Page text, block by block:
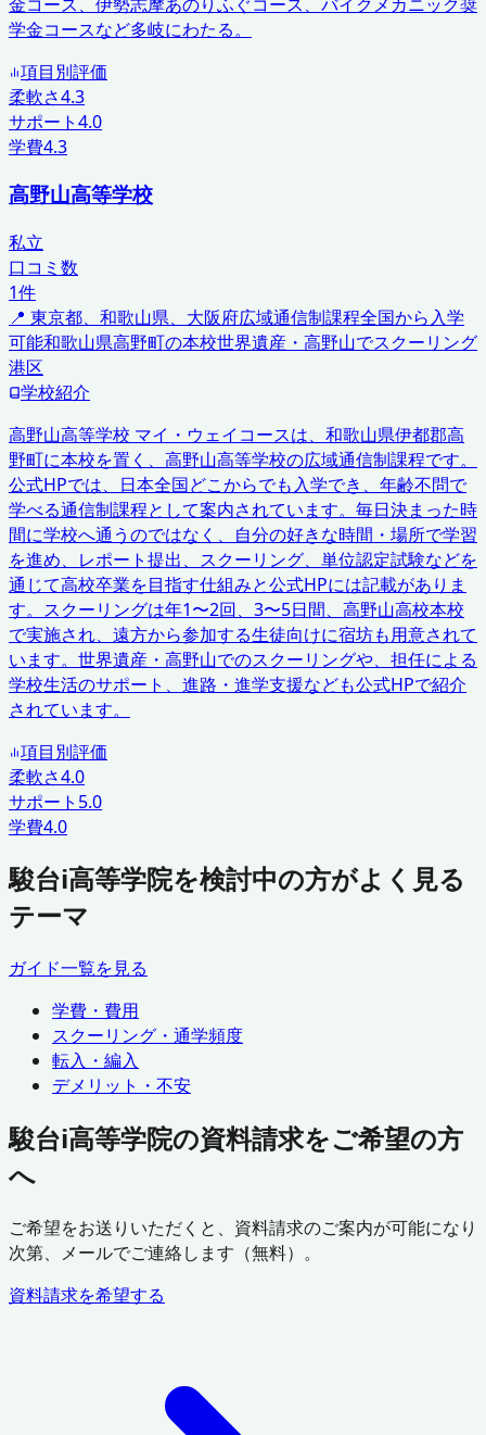
学金コースなど多岐にわたる。
項目別評価
柔軟さ4.3
サポート4.0
学費4.3
高野山高等学校
私立
口コミ数
1件
📍 東京都、和歌山県、大阪府広域通信制課程全国から入学
可能和歌山県高野町の本校世界遺産・高野山でスクーリング
港区
学校紹介
高野山高等学校 マイ・ウェイコースは、和歌山県伊都郡高
野町に本校を置く、高野山高等学校の広域通信制課程です。
公式HPでは、日本全国どこからでも入学でき、年齢不問で
学べる通信制課程として案内されています。毎日決まった時
間に学校へ通うのではなく、自分の好きな時間・場所で学習
を進め、レポート提出、スクーリング、単位認定試験などを
通じて高校卒業を目指す仕組みと公式HPには記載がありま
す。スクーリングは年1〜2回、3〜5日間、高野山高校本校
で実施され、遠方から参加する生徒向けに宿坊も用意されて
います。世界遺産・高野山でのスクーリングや、担任による
学校生活のサポート、進路・進学支援なども公式HPで紹介
されています。
項目別評価
柔軟さ4.0
サポート 5.0
学費4.0
駿台i高等学院を検討中の方がよく見る
テーマ
ガイド一覧を見る
学費・費用
スクーリング・通学頻度
転入・編入
デメリット・不安
駿台i高等学院の資料請求をご希望の方
へ
ご希望をお送りいただくと、資料請求のご案内が可能になり
次第、メールでご連絡します（無料）。
資料請求を希望する